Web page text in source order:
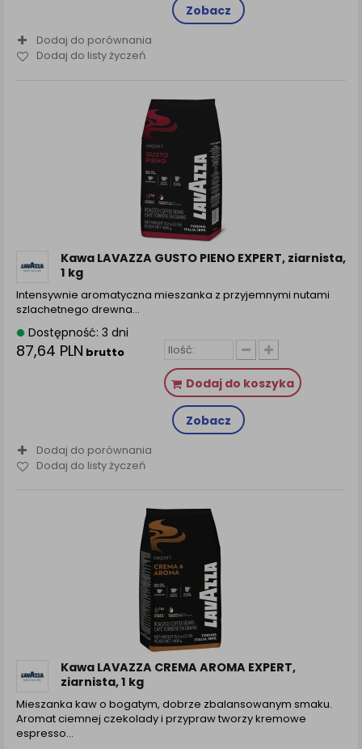
Zobacz
Dodaj do porównania
Dodaj do listy życzeń
Kawa LAVAZZA GUSTO PIENO EXPERT, ziarnista,
1 kg
Intensywnie aromatyczna mieszanka z przyjemnymi nutami
szlachetnego drewna...
Dostępność: 3 dni
87,64 PLN brutto
Dodaj do koszyka
Zobacz
Dodaj do porównania
Dodaj do listy życzeń
Kawa LAVAZZA CREMA AROMA EXPERT,
ziarnista, 1 kg
Mieszanka kaw o bogatym, dobrze zbalansowanym smaku.
Aromat ciemnej czekolady i przypraw tworzy kremowe
espresso...